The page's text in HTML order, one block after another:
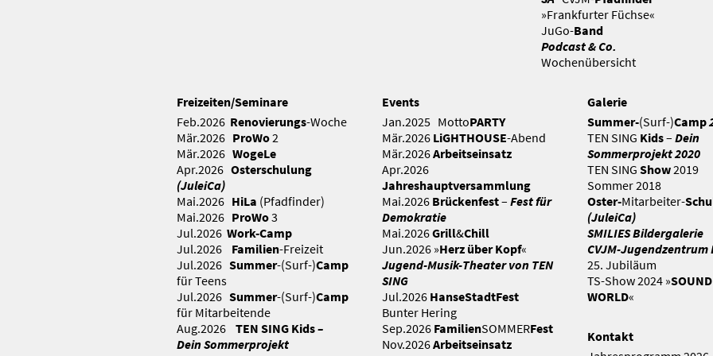
»Frankfurter Füchse«
JuGo-Band
Podcast & Co.
Wochenübersicht
Freizeiten/Seminare
Feb.2026 Renovierungs-Woche
Mär.2026 ProWo2
Mär.2026 WogeLe
Apr.2026 Osterschulung
(JuleiCa)
Mai.2026 HiLa (Pfadfinder)
Mai.2026 ProWo3
Jul.2026 Work-Camp
Jul.2026 Familien-Freizeit
Jul.2026 Summer-(Surf-)Camp
für Teens
Jul.2026 Summer-(Surf-)Camp
für Mitarbeitende
Aug.2026 TEN SING Kids–
Dein Sommerprojekt
Events
Jan.2025 MottoPARTY
Mär.2026 LiGHTHOUSE-Abend
Mär.2026Arbeitseinsatz
Apr.2026
Jahreshauptversammlung
Mai.2026 Brückenfest– Fest für
Demokratie
Mai.2026Grill&Chill
Jun.2026 »Herz über Kopf«
Jugend-Musik-Theater von TEN
SING
Jul.2026 HanseStadtFest
Bunter Hering
Sep.2026 FamilienSOMMERFest
Nov.2026Arbeitseinsatz
Galerie
Summer-(Surf-)Camp
TEN SING Kids– Dein
Sommerprojekt 2020
TEN SING Show2019
Sommer 2018
Oster-Mitarbeiter-
(JuleiCa)
SMILIESBildergalerie
CVJM-Jugendzentrum
25. Jubiläum
TS-Show 2024 »
WORLD«
Kontakt